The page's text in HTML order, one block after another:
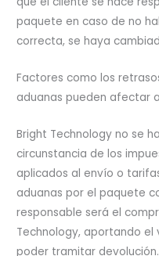
paquete en caso de no
correcta, se haya
Factores como los
aduanas pueden afectar
Bright Technology no se
circunstancia de los
aplicados al envío o
aduanas por el paquete
responsable será el
Technology, aportando el
poder tramitar devolución.